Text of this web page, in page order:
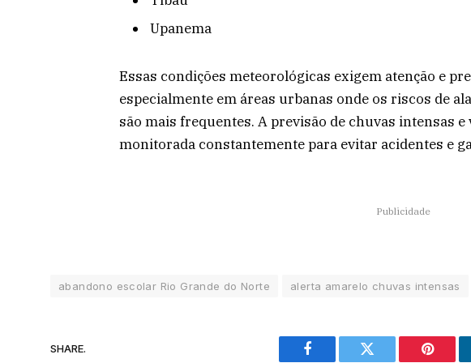
Upanema
Essas condições meteorológicas exigem atenção e
especialmente em áreas urbanas onde os riscos de
são mais frequentes. A previsão de chuvas intensas
monitorada constantemente para evitar acidentes e
Publicidade
abandono escolar Rio Grande do Norte alerta amarelo chuvas intensas
SHARE.